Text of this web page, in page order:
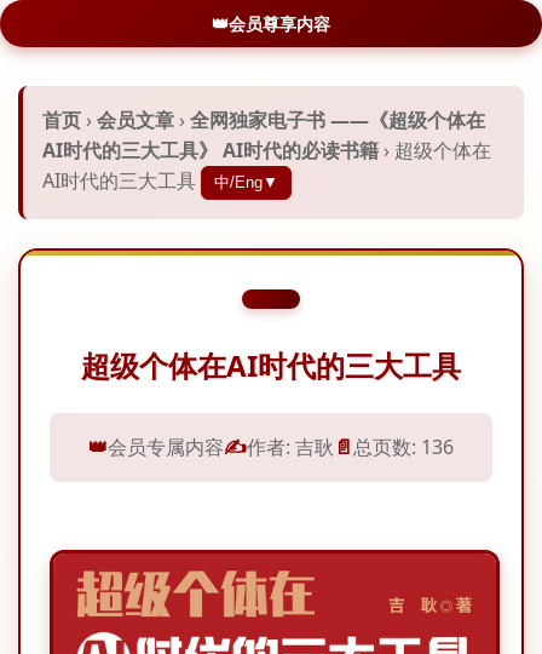
会员尊享内容
首页 › 会员文章 › 全网独家电子书 ——《超级个体在
AI时代的三大工具》 AI时代的必读书籍 › 超级个体在
AI时代的三大工具
中/Eng▼
超级个体在AI时代的三大工具
👑会员专属内容✍️作者: 吉耿 📄总页数: 136